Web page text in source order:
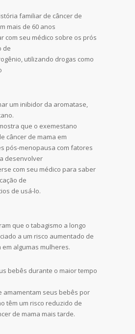
familiar de câncer de
mais de 60 anos
com seu médico sobre os prós
de
utilizando drogas como
um inibidor da aromatase,
que o exemestano
câncer de mama em
pós-menopausa com fatores
desenvolver
com seu médico para saber
de
de usá-lo.
que o tabagismo a longo
a um risco aumentado de
em algumas mulheres.
bebês durante o maior tempo
amamentam seus bebês por
têm um risco reduzido de
de mama mais tarde.